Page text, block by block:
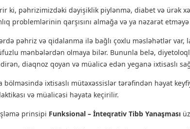
ki, pəhrizimizdəki dəyişiklik piylənmə, diabet və ürək
problemlərinin qarşısını almağa və ya nəzarət
pəhriz və qidalanma ilə bağlı çoxlu məsləhətlər var,
mənbələrdən olmaya bilər. Bununla belə,
diaqnoz qoyan və müalicə edən yeganə ixtisaslı
bölməsində ixtisaslı mütəxəssislər tərəfindən həyat
və müalicəsi həyata keçirilir.
prinsipi Funksional – İnteqrativ Tibb Yanaşması